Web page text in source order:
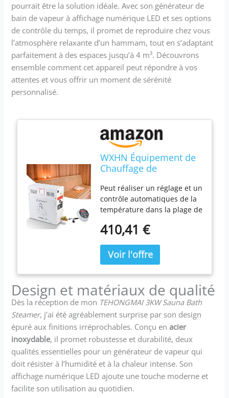
pourrait être la solution idéale. Avec son générateur de
bain de vapeur à affichage numérique LED et ses options
de contrôle du temps, il promet de reproduire chez vous
l’atmosphère relaxante d’un hammam, tout en s’adaptant
parfaitement à des espaces jusqu’à 4 m³. Découvrons
ensemble comment cet appareil peut répondre à vos
attentes et vous offrir un moment de sérénité
personnalisé.
WXHN Équipement de
Chauffage de
de Vapeur 4.5KW 220V
Douche Sauna
Chauffage de Bain de
Vapeur pour la Maison
hôtel Salon de beauté
Sauna Spa
Peut réaliser un réglage et un
contrôle automatiques de la
température dans la plage de
peut également réaliser un
en 1 à 60 minutes. Appliquez
la technologie de contrôle
numérique, dites adieu au
bouton traditionnel, à la
température et à l'heure de
l'affichage LED. Avec un
réservoir d'eau agrandi, 20 %
plus grand que le réservoir
d'eau ordinaire, l'effet de
vapeur est meilleur. Soupape
de surpression de 1,2 BAR
pour éviter le blocage de la
sortie de vapeur et
l'expansion du réservoir
410,41 €
Design et matériaux de qualité
Dès la réception de mon TEHONGMAI 3KW Sauna Bath
Steamer, j’ai été agréablement surprise par son design
épuré aux finitions irréprochables. Conçu enacier
inoxydable, il promet robustesse et durabilité, deux
qualités essentielles pour un générateur de vapeur qui
doit résister à l’humidité et à la chaleur intense. Son
affichage numérique LED ajoute une touche moderne et
facilite son utilisation au quotidien.